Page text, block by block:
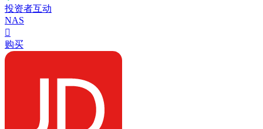
投资者互动
NAS

购买